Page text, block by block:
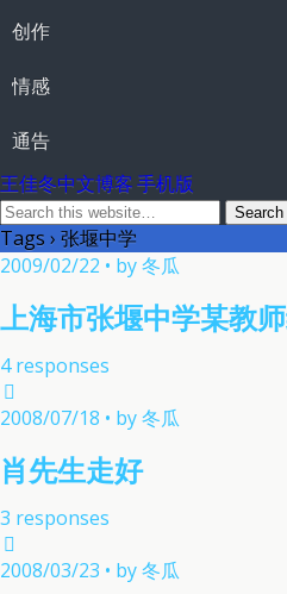
创作
情感
通告
王佳冬中文博客 手机版
Tags › 张堰中学
2009/02/22 • by 冬瓜
上海市张堰中学某教
4 responses
2008/07/18 • by 冬瓜
肖先生走好
3 responses
2008/03/23 • by 冬瓜